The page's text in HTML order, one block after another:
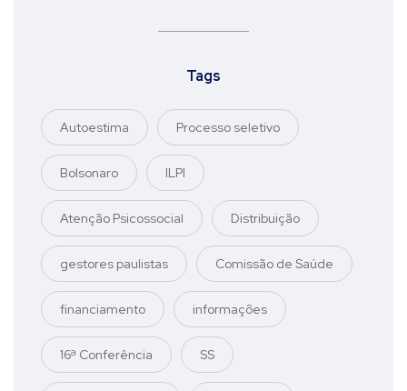
Tags
Autoestima Processo seletivo
Bolsonaro ILPI
Atenção Psicossocial Distribuição
gestores paulistas Comissão de Saúde
financiamento informações
16ª Conferência SS